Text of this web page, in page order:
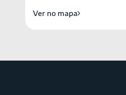
Ver no mapa